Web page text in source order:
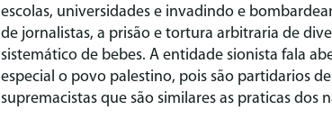
escolas, universidades e invadindo e
de jornalistas, a prisão e tortura arbitraria de
sistemático de bebes. A entidade sionista fala
especial o povo palestino, pois são partidarios
supremacistas que são similares as praticas dos